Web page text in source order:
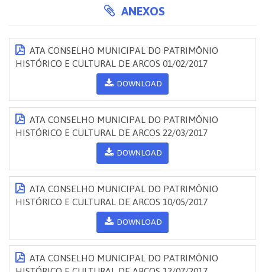
ANEXOS
ATA CONSELHO MUNICIPAL DO PATRIMÔNIO
HISTÓRICO E CULTURAL DE ARCOS 01/02/2017
DOWNLOAD
ATA CONSELHO MUNICIPAL DO PATRIMÔNIO
HISTÓRICO E CULTURAL DE ARCOS 22/03/2017
DOWNLOAD
ATA CONSELHO MUNICIPAL DO PATRIMÔNIO
HISTÓRICO E CULTURAL DE ARCOS 10/05/2017
DOWNLOAD
ATA CONSELHO MUNICIPAL DO PATRIMÔNIO